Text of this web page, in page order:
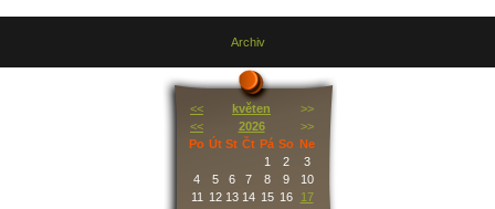
Archiv
<< květen
>>
<<
2026
>>
Po Út St Čt Pá So Ne
1
2
3
4
5 6 7 8 9
10
11
12 13 14 15 16
17